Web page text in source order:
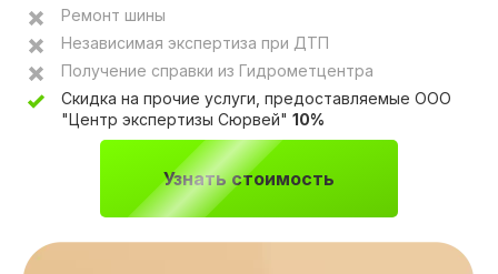
Ремонт шины
Независимая экспертиза при ДТП
Получение справки из Гидрометцентра
Скидка на прочие услуги, предоставляемые ООО
"Центр экспертизы Сюрвей" 10%
Узнать стоимость